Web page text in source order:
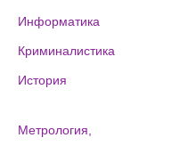
Информатика
Криминалистика
История
Метрология,